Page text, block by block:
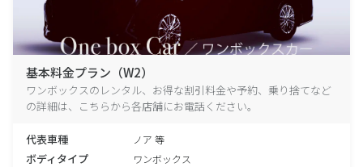
基本料金プラン（W2）
ワンボックスのレンタル、お得な割引料金や予約、乗り捨てなど
の詳細は、こちらから各店舗にお電話ください。
代表車種 ノア 等
ボディタイプ ワンボックス